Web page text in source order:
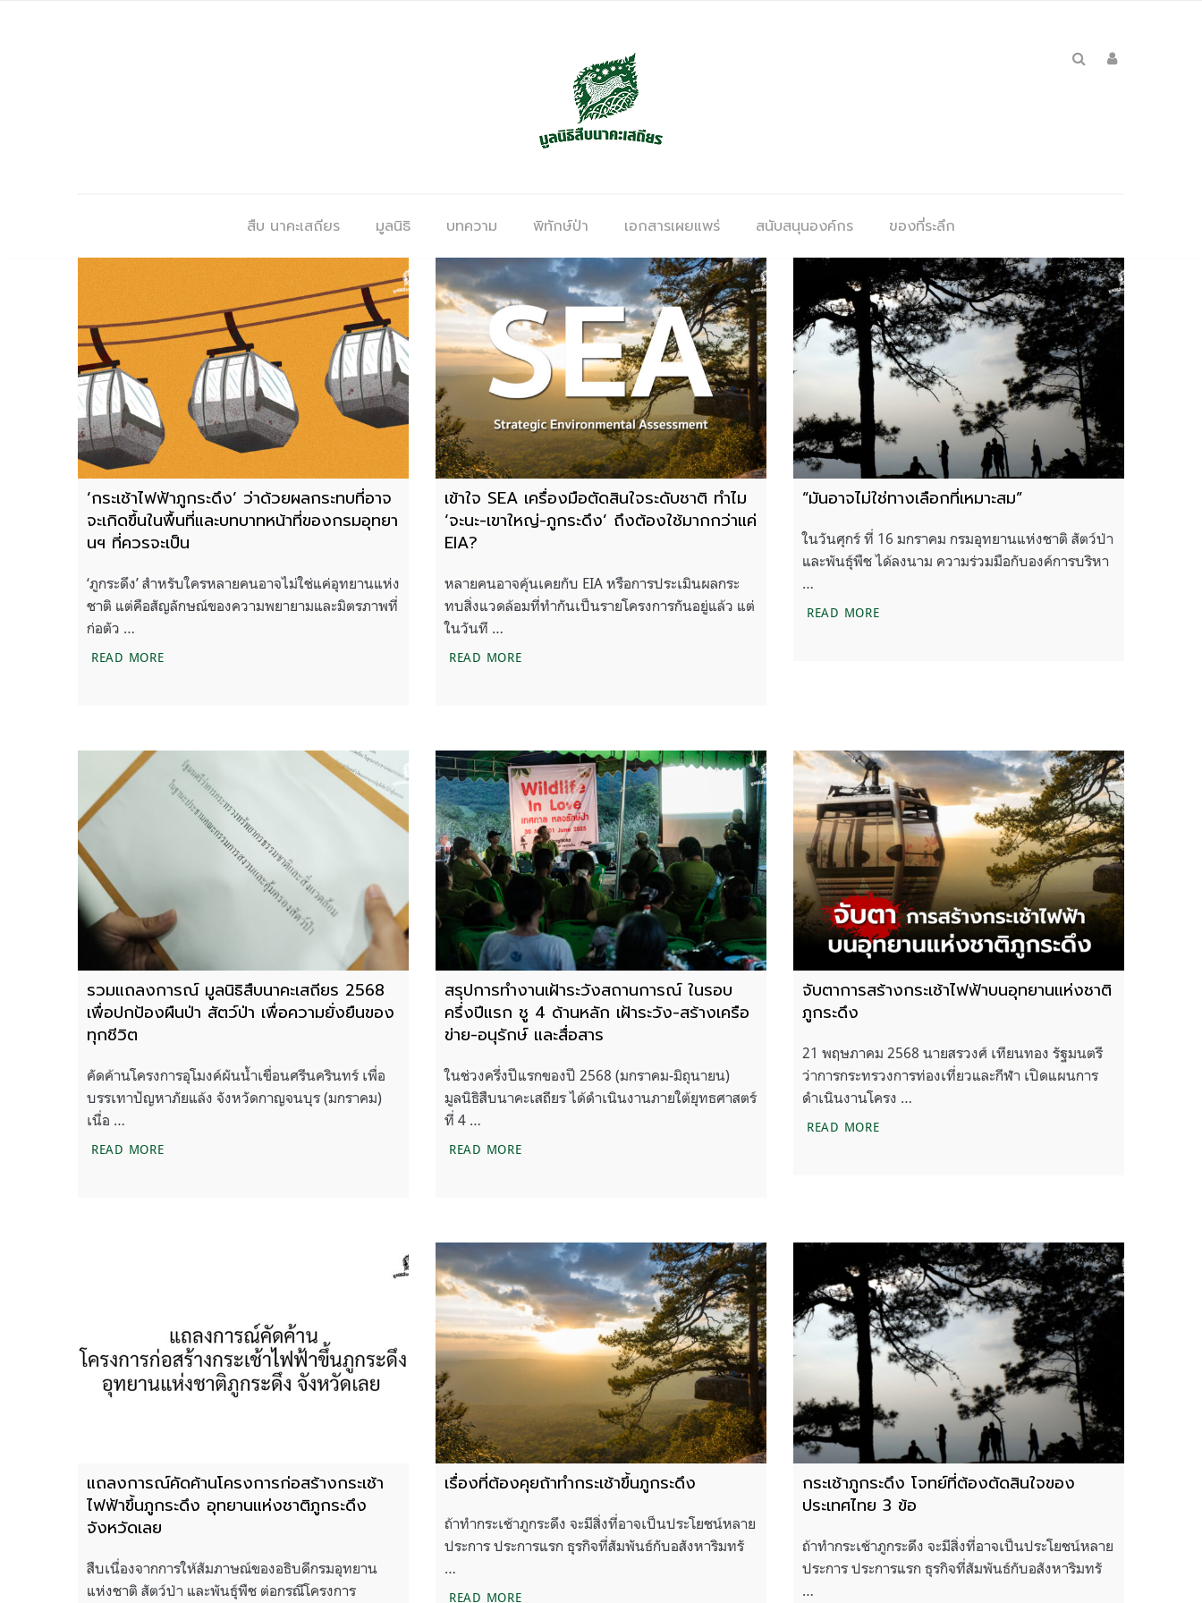
สืบ นาคะเสถียร มูลนิธิ บทความ พิทักษ์ป่า เอกสารเผยแพร่ สนับสนุนองค์กร ของที่ระลึก
‘กระเช้าไฟฟ้าภูกระดึง’ ว่าด้วยผลกระทบที่อาจ
จะเกิดขึ้นในพื้นที่และบทบาทหน้าที่ของกรมอุทยา
นฯ ที่ควรจะเป็น
‘ภูกระดึง’ สำหรับใครหลายคนอาจไม่ใช่แค่อุทยานแห่ง
ชาติ แต่คือสัญลักษณ์ของความพยายามและมิตรภาพที่
ก่อตัว …
READ MORE‘กระเช้าไฟฟ้าภูกระดึง’ ว่าด้วยผลกระทบที่อาจจะเกิดขึ้นในพื้นที่และบทบาทหน้าที่ของกรมอุทยานฯ ที่ควรจะเป็น
เข้าใจ SEA เครื่องมือตัดสินใจระดับชาติ ทำไม
‘จะนะ-เขาใหญ่-ภูกระดึง’ ถึงต้องใช้มากกว่าแค่
EIA?
หลายคนอาจคุ้นเคยกับ EIA หรือการประเมินผลกระ
ทบสิ่งแวดล้อมที่ทำกันเป็นรายโครงการกันอยู่แล้ว แต่
ในวันที …
READ MOREเข้าใจ SEA เครื่องมือตัดสินใจระดับชาติ ทำไม ‘จะนะ-เขาใหญ่-ภูกระดึง’ ถึงต้องใช้มากกว่าแค่ EIA?
“มันอาจไม่ใช่ทางเลือกที่เหมาะสม”
ในวันศุกร์ ที่ 16 มกราคม กรมอุทยานแห่งชาติ สัตว์ป่า
และพันธุ์พืช ได้ลงนาม ความร่วมมือกับองค์การบริหา
…
READ MORE“มันอาจไม่ใช่ทางเลือกที่เหมาะสม”
รวมแถลงการณ์ มูลนิธิสืบนาคะเสถียร 2568
เพื่อปกป้องผืนป่า สัตว์ป่า เพื่อความยั่งยืนของ
ทุกชีวิต
คัดค้านโครงการอุโมงค์ผันน้ำเขื่อนศรีนครินทร์ เพื่อ
บรรเทาปัญหาภัยแล้ง จังหวัดกาญจนบุร (มกราคม)
เนื่อ …
READ MOREรวมแถลงการณ์ มูลนิธิสืบนาคะเสถียร 2568 เพื่อปกป้องผืนป่า สัตว์ป่า เพื่อความยั่งยืนของทุกชีวิต
สรุปการทำงานเฝ้าระวังสถานการณ์ ในรอบ
ครึ่งปีแรก ชู 4 ด้านหลัก เฝ้าระวัง-สร้างเครือ
ข่าย-อนุรักษ์ และสื่อสาร
ในช่วงครึ่งปีแรกของปี 2568 (มกราคม-มิถุนายน)
มูลนิธิสืบนาคะเสถียร ได้ดำเนินงานภายใต้ยุทธศาสตร์
ที่ 4 …
READ MOREสรุปการทำงานเฝ้าระวังสถานการณ์ ในรอบครึ่งปีแรก ชู 4 ด้านหลัก เฝ้าระวัง-สร้างเครือข่าย-อนุรักษ์ และสื่อสาร
จับตาการสร้างกระเช้าไฟฟ้าบนอุทยานแห่งชาติ
ภูกระดึง
21 พฤษภาคม 2568 นายสรวงศ์ เทียนทอง รัฐมนตรี
ว่าการกระทรวงการท่องเที่ยวและกีฬา เปิดแผนการ
ดำเนินงานโครง …
READ MOREจับตาการสร้างกระเช้าไฟฟ้าบนอุทยานแห่งชาติภูกระดึง
แถลงการณ์คัดค้านโครงการก่อสร้างกระเช้า
ไฟฟ้าขึ้นภูกระดึง อุทยานแห่งชาติภูกระดึง
จังหวัดเลย
สืบเนื่องจากการให้สัมภาษณ์ของอธิบดีกรมอุทยาน
แห่งชาติ สัตว์ป่า และพันธุ์พืช ต่อกรณีโครงการ
เรื่องที่ต้องคุยถ้าทำกระเช้าขึ้นภูกระดึง
ถ้าทำกระเช้าภูกระดึง จะมีสิ่งที่อาจเป็นประโยชน์หลาย
ประการ ประการแรก ธุรกิจที่สัมพันธ์กับอสังหาริมทรั
…
READ MOREเรื่องที่ต้องคุยถ้าทำกระเช้าขึ้นภูกระดึง
กระเช้าภูกระดึง โจทย์ที่ต้องตัดสินใจของ
ประเทศไทย 3 ข้อ
ถ้าทำกระเช้าภูกระดึง จะมีสิ่งที่อาจเป็นประโยชน์หลาย
ประการ ประการแรก ธุรกิจที่สัมพันธ์กับอสังหาริมทรั
…